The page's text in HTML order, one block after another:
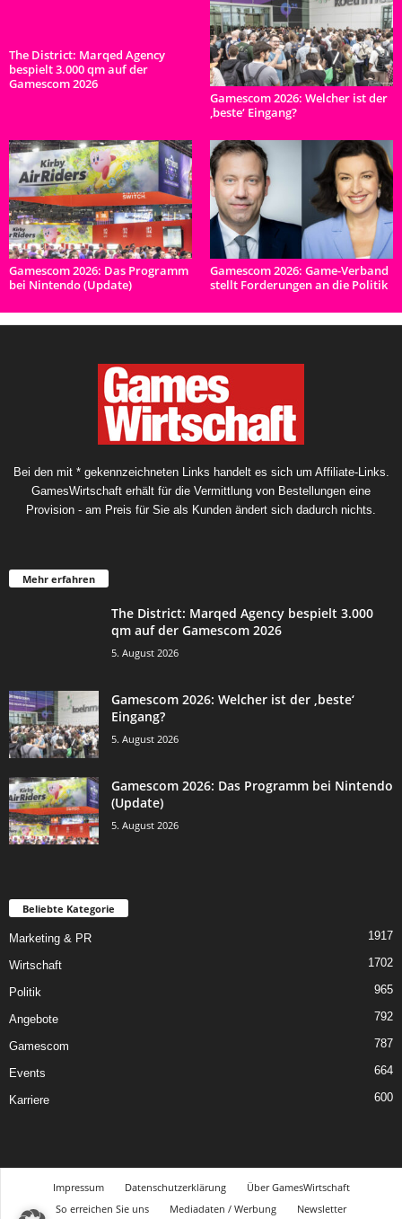
The District: Marqed Agency
bespielt 3.000 qm auf der
Gamescom 2026
Gamescom 2026: Welcher ist der
‚beste‘ Eingang?
Gamescom 2026: Das Programm
bei Nintendo (Update)
Gamescom 2026: Game-Verband
stellt Forderungen an die Politik
Bei den mit * gekennzeichneten Links handelt es sich um Affiliate-Links.
GamesWirtschaft erhält für die Vermittlung von Bestellungen eine
Provision - am Preis für Sie als Kunden ändert sich dadurch nichts.
Mehr erfahren
The District: Marqed Agency bespielt 3.000
qm auf der Gamescom 2026
5. August 2026
Gamescom 2026: Welcher ist der ‚beste‘
Eingang?
5. August 2026
Gamescom 2026: Das Programm bei Nintendo
(Update)
5. August 2026
Beliebte Kategorie
Marketing & PR 1917
Wirtschaft 1702
Politik 965
Angebote 792
Gamescom 787
Events 664
Karriere 600
Impressum Datenschutzerklärung
Über GamesWirtschaft
So erreichen Sie uns
Mediadaten / Werbung Newsletter